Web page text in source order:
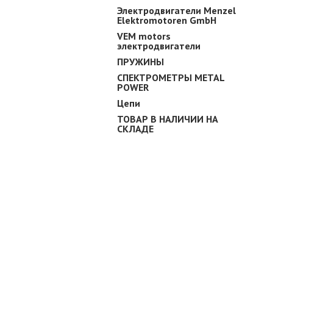
Электродвигатели Menzel
Elektromotoren GmbH
VEM motors
электродвигатели
ПРУЖИНЫ
СПЕКТРОМЕТРЫ METAL
POWER
Цепи
ТОВАР В НАЛИЧИИ НА
СКЛАДЕ